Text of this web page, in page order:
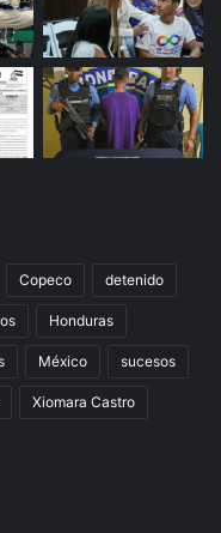
Copeco detenido
Honduras
México sucesos
Xiomara Castro